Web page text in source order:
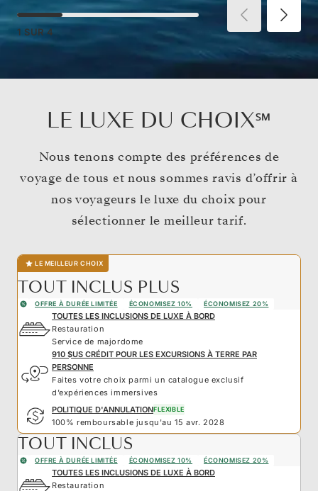
1 SUR 4
LE LUXE DU CHOIX℠
Nous tenons compte des préférences de
voyage de tous et nous sommes ravis d’offrir à
nos voyageurs le luxe du choix pour
sélectionner le meilleur tarif.
LE MEILLEUR CHOIX
TOUT INCLUS PLUS
OFFRE À DURÉE LIMITÉE ÉCONOMISEZ 10% ÉCONOMISEZ 20%
TOUTES LES INCLUSIONS DE LUXE À BORD
Restauration
Service de majordome
910 $US CRÉDIT POUR LES EXCURSIONS À TERRE PAR
PERSONNE
Faites votre choix parmi un catalogue exclusif
d’expériences immersives
POLITIQUE D'ANNULATIONFLEXIBLE
100% remboursable jusqu'au 15 avr. 2028
TOUT INCLUS
OFFRE À DURÉE LIMITÉE ÉCONOMISEZ 10% ÉCONOMISEZ 20%
TOUTES LES INCLUSIONS DE LUXE À BORD
Restauration